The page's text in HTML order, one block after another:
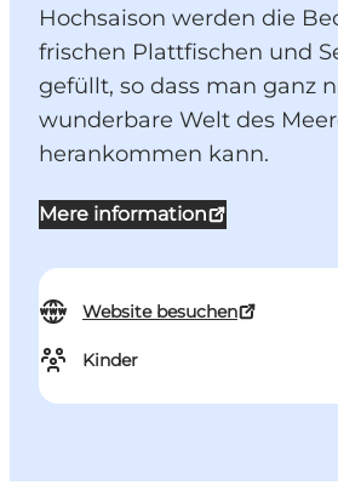
Hochsaison werden die
frischen Plattfischen und
gefüllt, so dass man ganz
wunderbare Welt des
herankommen kann.
Mere information
Website besuchen
Kinder